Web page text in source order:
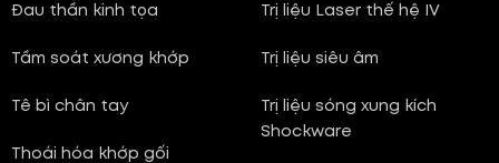
Đau thần kinh tọa
Tầm soát xương khớp
Tê bì chân tay
Thoái hóa khớp gối
Trị liệu Laser thế hệ IV
Trị liệu siêu âm
Trị liệu sóng xung kích
Shockware